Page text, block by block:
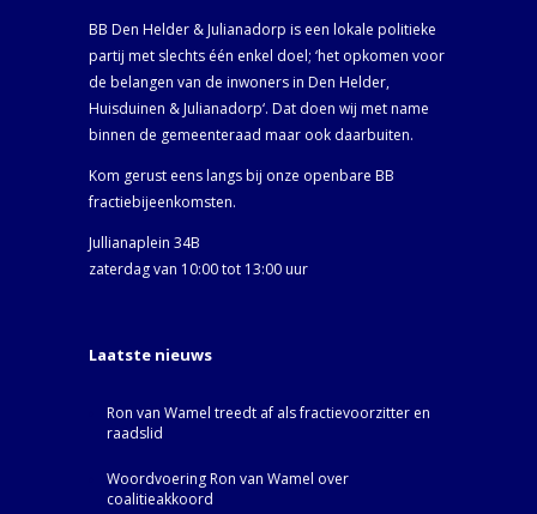
BB Den Helder & Julianadorp is een lokale politieke
partij met slechts één enkel doel; ‘het opkomen voor
de belangen van de inwoners in Den Helder,
Huisduinen & Julianadorp‘. Dat doen wij met name
binnen de gemeenteraad maar ook daarbuiten.
Kom gerust eens langs bij onze openbare BB
fractiebijeenkomsten.
Jullianaplein 34B
zaterdag van 10:00 tot 13:00 uur
Laatste nieuws
Ron van Wamel treedt af als fractievoorzitter en
raadslid
Woordvoering Ron van Wamel over
coalitieakkoord